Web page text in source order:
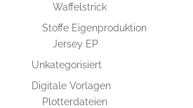
Waffelstrick
Stoffe Eigenproduktion
Jersey EP
Unkategorisiert
Digitale Vorlagen
Plotterdateien